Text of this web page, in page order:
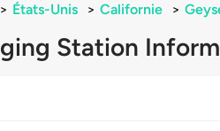
> États-Unis > Californie >
Station